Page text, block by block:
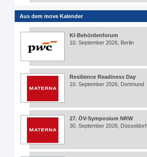
Aus dem move Kalender
KI-Behördenforum
10. September 2026, Berlin
Resilience Readiness Day
10. September 2026, Dortmund
27. ÖV-Symposium NRW
30. September 2026, Düsseldorf